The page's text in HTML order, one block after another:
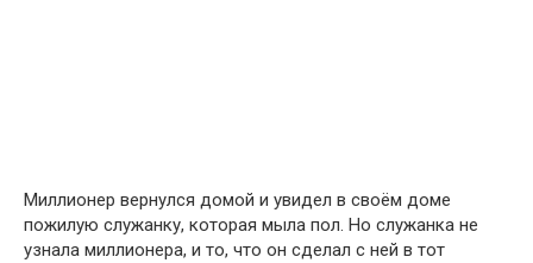
Миллионер вернулся домой и увидел в своём доме
пожилую служанку, которая мыла пол. Но служанка не
узнала миллионера, и то, что он сделал с ней в тот